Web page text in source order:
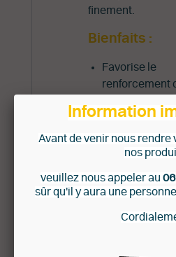
finement.
Bienfaits :
Favorise le
renforcement
grâce à la
multiple de
Nourrissant et
présence de
oligo-éléments
(vitamine C,
Information
Avant de venir nous
nos
veuillez nous appeler au
sûr qu'il y aura une